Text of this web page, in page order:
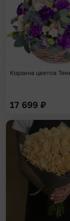
Корзина цветов
17 699 ₽